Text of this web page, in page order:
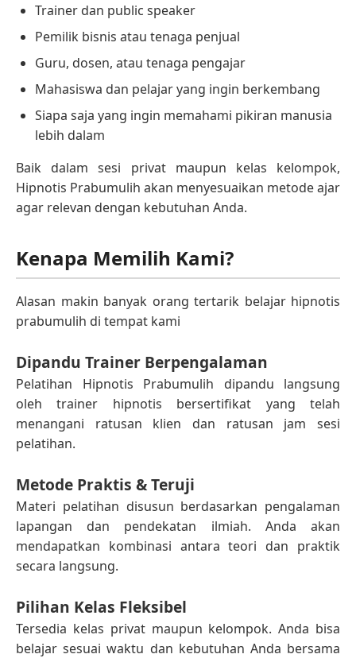
Trainer dan public speaker
Pemilik bisnis atau tenaga penjual
Guru, dosen, atau tenaga pengajar
Mahasiswa dan pelajar yang ingin berkembang
Siapa saja yang ingin memahami pikiran manusia
lebih dalam
Baik dalam sesi privat maupun kelas kelompok,
Hipnotis Prabumulih akan menyesuaikan metode ajar
agar relevan dengan kebutuhan Anda.
Kenapa Memilih Kami?
Alasan makin banyak orang tertarik belajar hipnotis
prabumulih di tempat kami
Dipandu Trainer Berpengalaman
Pelatihan Hipnotis Prabumulih dipandu langsung
oleh trainer hipnotis bersertifikat yang telah
menangani ratusan klien dan ratusan jam sesi
pelatihan.
Metode Praktis & Teruji
Materi pelatihan disusun berdasarkan pengalaman
lapangan dan pendekatan ilmiah. Anda akan
mendapatkan kombinasi antara teori dan praktik
secara langsung.
Pilihan Kelas Fleksibel
Tersedia kelas privat maupun kelompok. Anda bisa
belajar sesuai waktu dan kebutuhan Anda bersama